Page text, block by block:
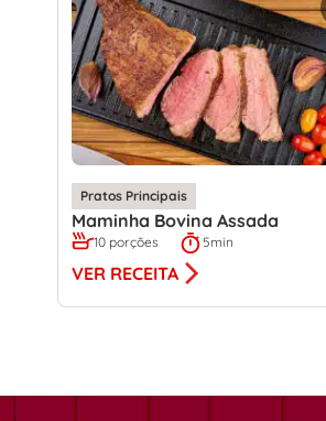
Pratos Principais
Maminha Bovina Assada
10 porções 5min
VER RECEITA